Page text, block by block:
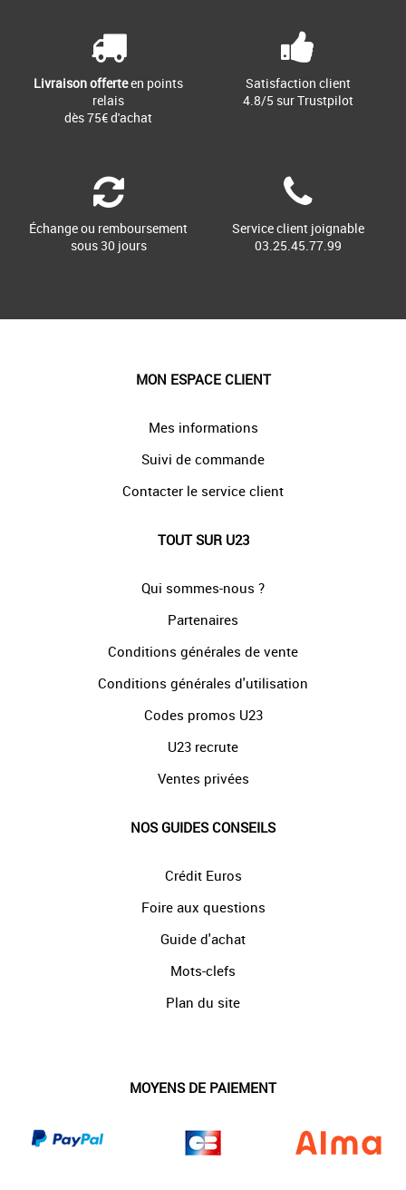
Livraison offerteen points
relais
dès 75€ d'achat
Satisfaction client
4.8/5 sur Trustpilot
Échange ou remboursement
sous 30 jours
Service client joignable
03.25.45.77.99
MON ESPACE CLIENT
Mes informations
Suivi de commande
Contacter le service client
TOUT SUR U23
Qui sommes-nous ?
Partenaires
Conditions générales de vente
Conditions générales d'utilisation
Codes promos U23
U23 recrute
Ventes privées
NOS GUIDES CONSEILS
Crédit Euros
Foire aux questions
Guide d'achat
Mots-clefs
Plan du site
MOYENS DE PAIEMENT